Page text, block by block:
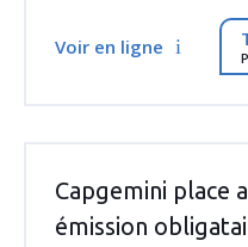
Voir en ligne
Capgemini place
émission